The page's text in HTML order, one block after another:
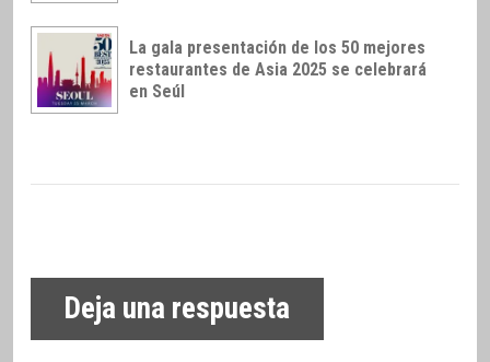
La gala presentación de los 50 mejores
restaurantes de Asia 2025 se celebrará
en Seúl
Deja una respuesta